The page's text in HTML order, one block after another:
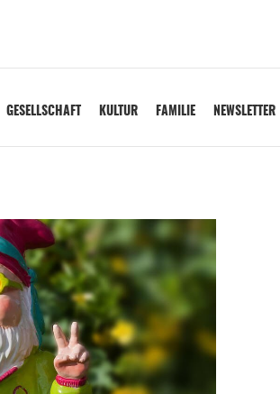
GESELLSCHAFT KULTUR FAMILIE NEWSLETTER